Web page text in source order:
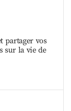
partager vos
sur la vie de